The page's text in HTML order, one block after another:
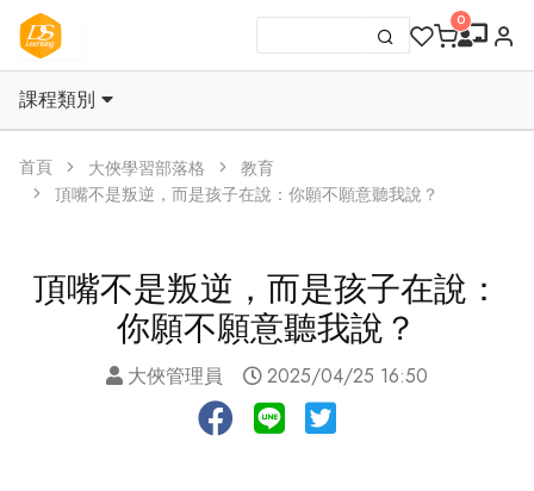
課程類別
首頁 大俠學習部落格
教育
頂嘴不是叛逆，而是孩子在說：你願不願意聽我說？
頂嘴不是叛逆，而是孩子在說：
你願不願意聽我說？
大俠管理員 2025/04/25 16:50